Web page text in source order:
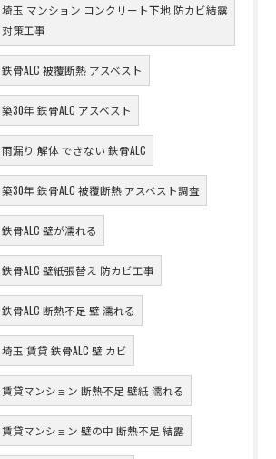
埼玉 マンション コンクリート下地 防カビ結露
対策工事
鉄骨ALC 被覆断熱 アスベスト
築30年 鉄骨ALC アスベスト
雨漏り 解体 できない 鉄骨ALC
築30年 鉄骨ALC 被覆断熱 アスベスト調査
鉄骨ALC 壁が濡れる
鉄骨ALC 壁紙張替え 防カビ工事
鉄骨ALC 断熱不足 壁 濡れる
埼玉 賃貸 鉄骨ALC 壁 カビ
賃貸マンション 断熱不足 壁紙 濡れる
賃貸マンション 壁の中 断熱不足 結露